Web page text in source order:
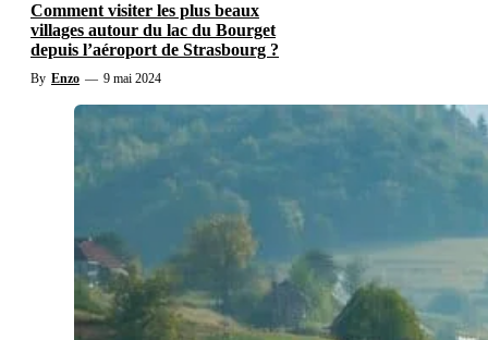
Comment visiter les plus beaux
villages autour du lac du Bourget
depuis l’aéroport de Strasbourg ?
By Enzo — 9 mai 2024